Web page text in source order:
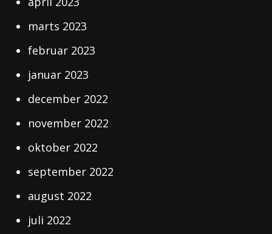
marts 2023
februar 2023
januar 2023
december 2022
november 2022
oktober 2022
september 2022
august 2022
juli 2022